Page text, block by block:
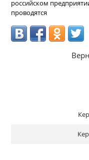
российском
проводятся